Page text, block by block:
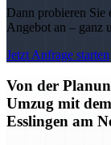
Dann probieren Sie
Angebot an – ganz
Jetzt Anfrage starten
Von der
Umzug mit
Esslingen am